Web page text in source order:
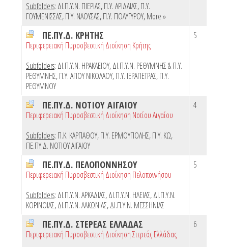
Subfolders: ΔΙ.Π.Υ.Ν. ΠΙΕΡΙΑΣ,Π.Υ. ΑΡΙΔΑΙΑΣ,Π.Υ.
ΓΟΥΜΕΝΙΣΣΑΣ,Π.Υ. ΝΑΟΥΣΑΣ,Π.Υ. ΠΟΛΥΓΥΡΟΥ,More »
ΠΕ.ΠΥ.Δ. ΚΡΗΤΗΣ
Περιφερειακή Πυροσβεστική Διοίκηση Κρήτης
Subfolders: ΔΙ.Π.Υ.Ν. ΗΡΑΚΛΕΙΟΥ,ΔΙ.Π.Υ.Ν. ΡΕΘΥΜΝΗΣ & Π.Υ.
ΡΕΘΥΜΝΗΣ,Π.Υ. ΑΓΙΟΥ ΝΙΚΟΛΑΟΥ,Π.Υ. ΙΕΡΑΠΕΤΡΑΣ,Π.Υ.
ΡΕΘΥΜΝΟΥ
5
ΠΕ.ΠΥ.Δ. ΝΟΤΙΟΥ ΑΙΓΑΙΟΥ
Περιφερειακή Πυροσβεστική Διοίκηση Νοτίου Αιγαίου
Subfolders: Π.Κ. ΚΑΡΠΑΘΟΥ,Π.Υ. ΕΡΜΟΥΠΟΛΗΣ,Π.Υ. ΚΩ,
ΠΕ.ΠΥ.Δ. ΝΟΤΙΟΥ ΑΙΓΑΙΟΥ
4
ΠΕ.ΠΥ.Δ. ΠΕΛΟΠΟΝΝΗΣΟΥ
Περιφερειακή Πυροσβεστική Διοίκηση Πελοποννήσου
Subfolders: ΔΙ.Π.Υ.Ν. ΑΡΚΑΔΙΑΣ,ΔΙ.Π.Υ.Ν. ΗΛΕΙΑΣ,ΔΙ.Π.Υ.Ν.
ΚΟΡΙΝΘΙΑΣ,ΔΙ.Π.Υ.Ν. ΛΑΚΩΝΙΑΣ,ΔΙ.Π.Υ.Ν. ΜΕΣΣΗΝΙΑΣ
5
ΠΕ.ΠΥ.Δ. ΣΤΕΡΕΑΣ ΕΛΛΑΔΑΣ
Περιφερειακή Πυροσβεστική Διοίκηση Στερεάς Ελλάδας
6